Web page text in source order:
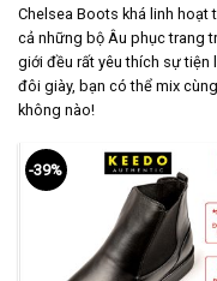
Chelsea Boots khá linh hoạt
cả những bộ Âu phục trang
giới đều rất yêu thích sự tiện
đôi giày, bạn có thể mix
không nào!
-39%